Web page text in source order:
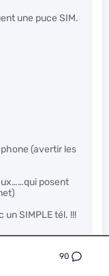
90
une puce SIM.
(avertir les
posent
SIMPLE tél. !!!
en classe? Le but